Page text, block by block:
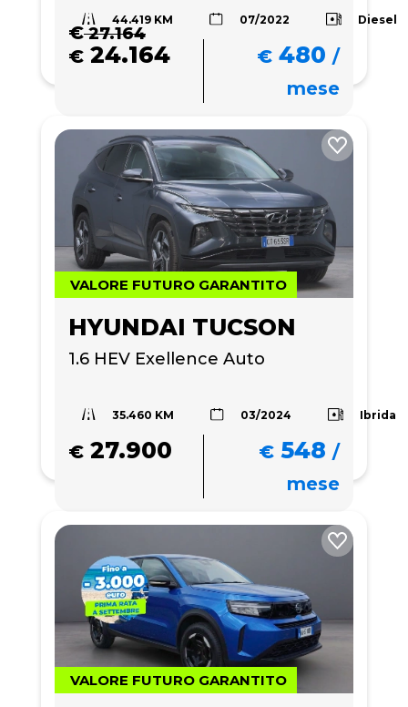
44.419 KM 07/2022 Diesel
€27.164
€ 24.164 € 480 /
mese
VALORE FUTURO GARANTITO
HYUNDAI TUCSON
1.6 HEV Exellence Auto
35.460 KM 03/2024 Ibrida
€ 27.900 € 548 /
mese
VALORE FUTURO GARANTITO